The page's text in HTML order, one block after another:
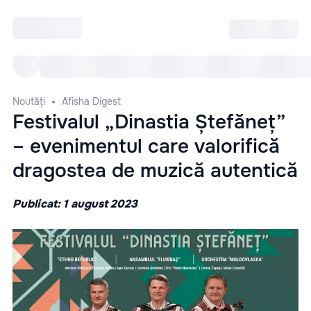
Noutăți Afisha Digest
Festivalul „Dinastia Ștefăneț”
– evenimentul care valorifică
dragostea de muzică autentică
Publicat: 1 august 2023